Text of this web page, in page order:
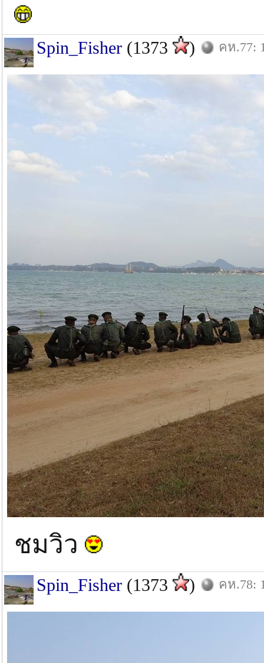
Spin_Fisher (1373 ) คห.77:
ชมวิว
Spin_Fisher (1373 ) คห.78: